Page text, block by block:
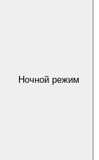
Ночной режим